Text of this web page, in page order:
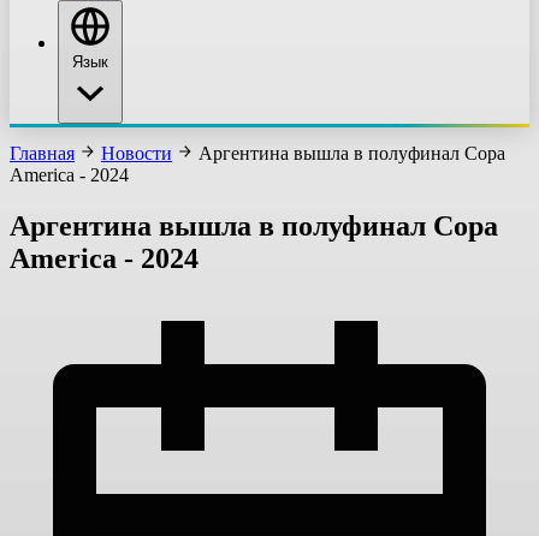
Язык
Главная Новости
Аргентина вышла в полуфинал Copa
America - 2024
Аргентина вышла в полуфинал Copa
America - 2024